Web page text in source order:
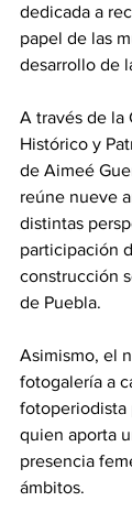
dedicada a
papel de las
desarrollo de
A través de la
Histórico y
de Aimeé
reúne nueve
distintas
participación
construcción
de Puebla.
Asimismo, el
fotogalería a
fotoperiodista
quien aporta
presencia
ámbitos.